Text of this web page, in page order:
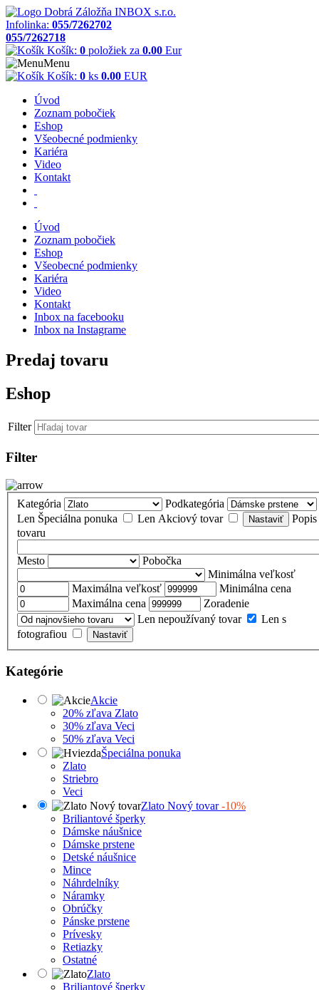
Infolinka: 055/7262702
055/7262718
Košík: 0 položiek za 0.00 Eur
Menu
Košík: 0 ks 0.00 EUR
Úvod
Zoznam pobočiek
Eshop
Všeobecné podmienky
Kariéra
Video
Kontakt
Úvod
Zoznam pobočiek
Eshop
Všeobecné podmienky
Kariéra
Video
Kontakt
Inbox na facebooku
Inbox na Instagrame
Predaj tovaru
Eshop
Filter
Filter
Kategória
Podkategória
Len Špeciálna ponuka
Len Akciový tovar
Popis
tovaru
Mesto
Pobočka
Minimálna veľkosť
Maximálna veľkosť
Minimálna cena
Maximálna cena
Zoradenie
Len nepoužívaný tovar
Len s
fotografiou
Kategórie
Akcie
20% zľava Zlato
30% zľava Veci
50% zľava Veci
Špeciálna ponuka
Zlato
Striebro
Veci
Zlato Nový tovar-10%
Briliantové šperky
Dámske náušnice
Dámske prstene
Detské náušnice
Mince
Náhrdelníky
Náramky
Obrúčky
Pánske prstene
Prívesky
Retiazky
Ostatné
Zlato
Briliantové šperky